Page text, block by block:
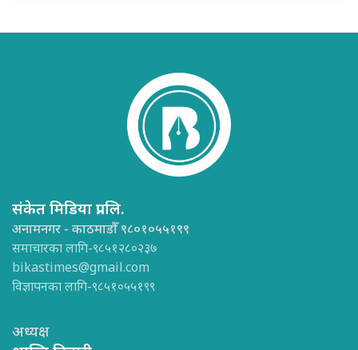
संकेत मिडिया प्रा.लि.
अनामनगर - काठमाडौँ ९८०१०५५१९९
समाचारका लागि-९८५१२८०२३७
bikastimes@gmail.com
विज्ञापनका लागि-९८५१०५५१९९
अध्यक्ष